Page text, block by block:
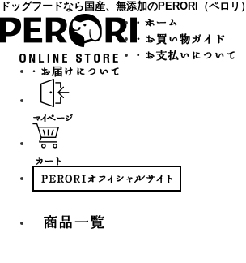
ドッグフードなら国産、無添加のPERORI（ペロリ）